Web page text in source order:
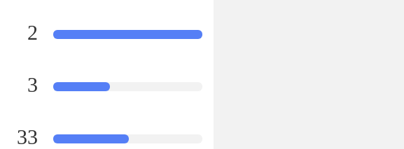
2
3
33